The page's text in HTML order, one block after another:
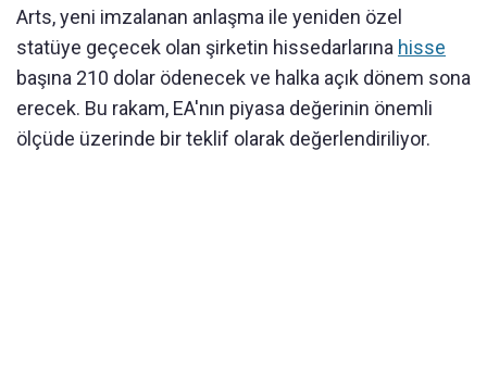
Arts, yeni imzalanan anlaşma ile yeniden özel
statüye geçecek olan şirketin hissedarlarına hisse
başına 210 dolar ödenecek ve halka açık dönem sona
erecek. Bu rakam, EA'nın piyasa değerinin önemli
ölçüde üzerinde bir teklif olarak değerlendiriliyor.